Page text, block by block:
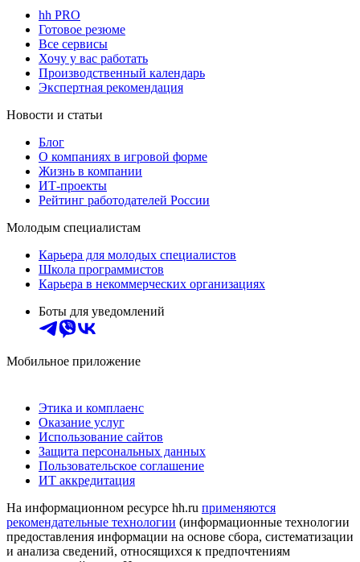
hh PRO
Готовое резюме
Все сервисы
Хочу у вас работать
Производственный календарь
Экспертная рекомендация
Новости и статьи
Блог
О компаниях в игровой форме
Жизнь в компании
ИТ-проекты
Рейтинг работодателей России
Молодым специалистам
Карьера для молодых специалистов
Школа программистов
Карьера в некоммерческих организациях
Боты для уведомлений
Мобильное приложение
Этика и комплаенс
Оказание услуг
Использование сайтов
Защита персональных данных
Пользовательское соглашение
ИТ аккредитация
На информационном ресурсе hh.ru применяются
рекомендательные технологии (информационные технологии
предоставления информации на основе сбора, систематизации
и анализа сведений, относящихся к предпочтениям